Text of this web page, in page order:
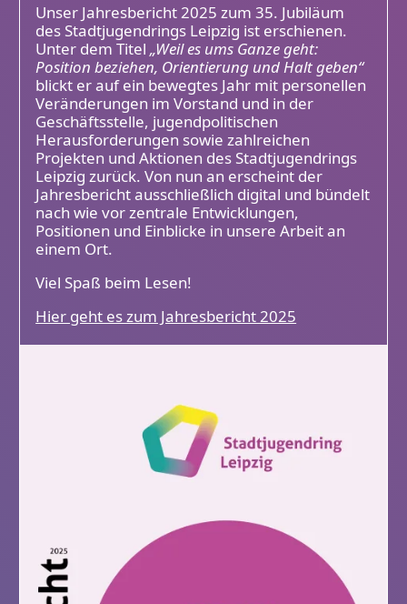
Unser Jahresbericht 2025 zum 35. Jubiläum
des Stadtjugendrings Leipzig ist erschienen.
Unter dem Titel„Weil es ums Ganze geht:
Position beziehen, Orientierung und Halt geben“
blickt er auf ein bewegtes Jahr mit personellen
Veränderungen im Vorstand und in der
Geschäftsstelle, jugendpolitischen
Herausforderungen sowie zahlreichen
Projekten und Aktionen des Stadtjugendrings
Leipzig zurück. Von nun an erscheint der
Jahresbericht ausschließlich digital und bündelt
nach wie vor zentrale Entwicklungen,
Positionen und Einblicke in unsere Arbeit an
einem Ort.
Viel Spaß beim Lesen!
Hier geht es zum Jahresbericht 2025